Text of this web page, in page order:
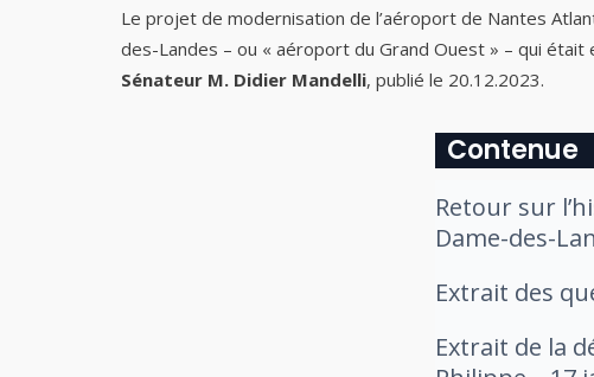
Le projet de modernisation de l’aéroport de Nantes
des-Landes – ou « aéroport du Grand Ouest » – qui
Sénateur M. Didier Mandelli, publié le 20.12.2023.
Contenue
Retour sur
Dame-des-
Extrait des
Extrait de la